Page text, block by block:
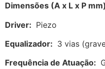
Dimensões (A x L x P
Driver: Piezo
Equalizador: 3 vias
Frequência de Atuação: